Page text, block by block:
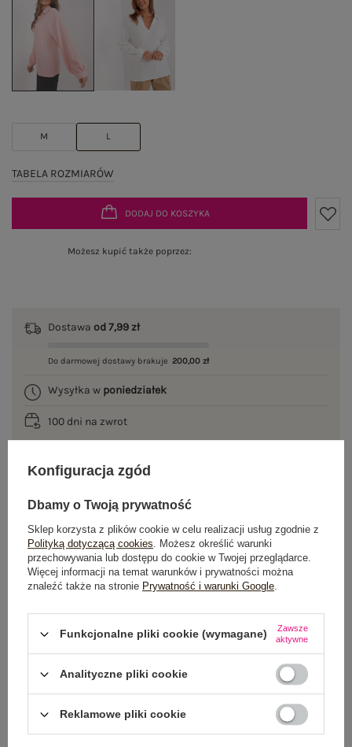
M L
TABELA ROZMIARÓW
DODAJ DO KOSZYKA
Możesz kupić także poprzez:
Dostawa od 7,99 zł
Do darmowej dostawy brakuje 200,00 zł
Wysyłka w poniedziałek
100 dni na zwrot
GŁÓWNE PARAMETRY
OPINIE O PRODUKCIE (0)
ZWROTY I REKLAMACJE
OSTATNIO OGLĄDANE
Zobacz wszystko
Konfiguracja zgód
Dbamy o Twoją prywatność
Sklep korzysta z plików cookie w celu realizacji usług zgodnie z
Polityką dotyczącą cookies. Możesz określić warunki
przechowywania lub dostępu do cookie w Twojej przeglądarce.
Więcej informacji na temat warunków i prywatności można
znaleźć także na stronie Prywatność i warunki Google.
Funkcjonalne pliki cookie (wymagane)
Zawsze
aktywne
Analityczne pliki cookie
Reklamowe pliki cookie